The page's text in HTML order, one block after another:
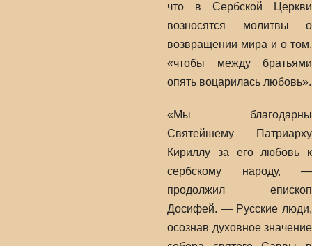
что в Сербской Церкви
возносятся молитвы о
возвращении мира и о том,
«чтобы между братьями
опять воцарилась любовь».
«Мы благодарны
Святейшему Патриарху
Кириллу за его любовь к
сербскому народу, —
продолжил епископ
Досифей. — Русские люди,
осознав духовное значение